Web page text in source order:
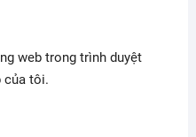
web trong trình duyệt
của tôi.